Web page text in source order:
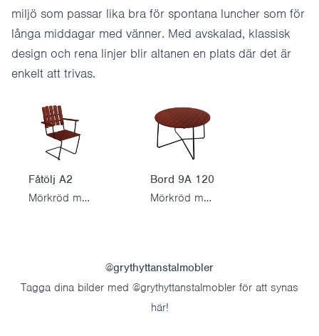
miljö som passar lika bra för spontana luncher som för
långa middagar med vänner. Med avskalad, klassisk
design och rena linjer blir altanen en plats där det är
enkelt att trivas.
Fåtölj A2
Mörkröd med svart stativ
Bord 9A 120
Mörkröd med svart stativ
@grythyttanstalmobler
Tagga dina bilder med @grythyttanstalmobler för att synas
här!